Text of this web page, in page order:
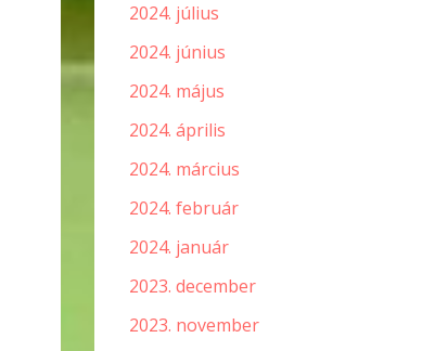
2024. július
2024. június
2024. május
2024. április
2024. március
2024. február
2024. január
2023. december
2023. november